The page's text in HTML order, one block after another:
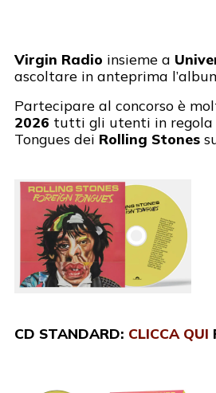
Virgin Radio insieme a
ascoltare in anteprima
Partecipare al concorso è
2026 tutti gli utenti in regola
Tongues dei Rolling Stones
CD STANDARD: CLICCA QUI